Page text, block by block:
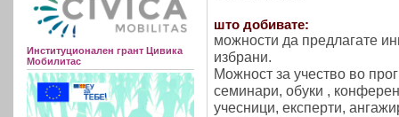
Институционален грант Цивика
Мобилитас
што добивате:
можности да предлагате
избрани.
Можност за учество во
семинари, обуки ,
учесници, експерти,